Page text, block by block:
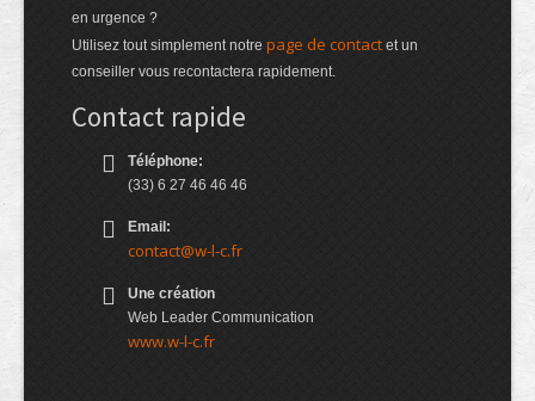
en urgence ?
Utilisez tout simplement notre page de contact et un
conseiller vous recontactera rapidement.
Contact rapide
Téléphone:
(33) 6 27 46 46 46
Email:
contact@w-l-c.fr
Une création
Web Leader Communication
www.w-l-c.fr